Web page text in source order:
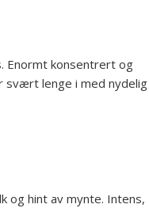
Enormt konsentrert og
svært lenge i med nydelig
og hint av mynte. Intens,